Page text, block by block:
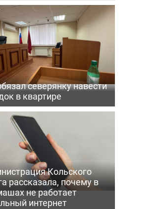
северянку навести
в квартире
Кольского
рассказала, почему в
не работает
интернет